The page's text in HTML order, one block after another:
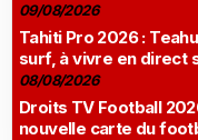
09/08/2026
Tahiti Pro 2026 :
surf, à vivre en direct
08/08/2026
Droits TV Football
nouvelle carte du